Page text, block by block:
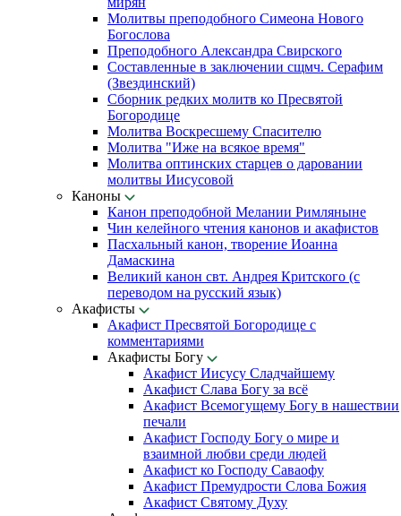
Молитвы преподобного Симеона Нового
Богослова
Преподобного Александра Свирского
Составленные в заключении сщмч. Серафим
(Звездинский)
Сборник редких молитв ко Пресвятой
Богородице
Молитва Воскресшему Спасителю
Молитва "Иже на всякое время"
Молитва оптинских старцев о даровании
молитвы Иисусовой
Каноны
Канон преподобной Мелании Римляныне
Чин келейного чтения канонов и акафистов
Пасхальный канон, творение Иоанна
Дамаскина
Великий канон свт. Андрея Критского (с
переводом на русский язык)
Акафисты
Акафист Пресвятой Богородице с
комментариями
Акафисты Богу
Акафист Иисусу Сладчайшему
Акафист Слава Богу за всё
Акафист Всемогущему Богу в нашествии
печали
Акафист Господу Богу о мире и
взаимной любви среди людей
Акафист ко Господу Саваофу
Акафист Премудрости Слова Божия
Акафист Святому Духу